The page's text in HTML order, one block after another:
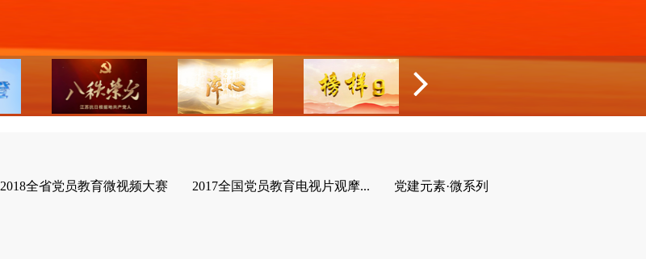
2018全省党员教育微视频大赛 2017全国党员教育电视片观摩... 党建元素·微系列